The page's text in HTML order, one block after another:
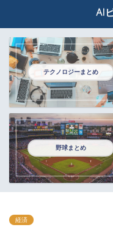
AI
テクノロジーまとめ
野球まとめ
経済